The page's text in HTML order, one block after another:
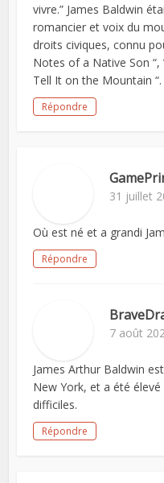
vivre.” James Baldwin
romancier et voix du
droits civiques, connu
Notes of a Native Son “,
Tell It on the Mountain “.
Répondre
31 juillet
Où est né et a grandi
Répondre
7 août
James Arthur Baldwin
New York, et a été
difficiles.
Répondre